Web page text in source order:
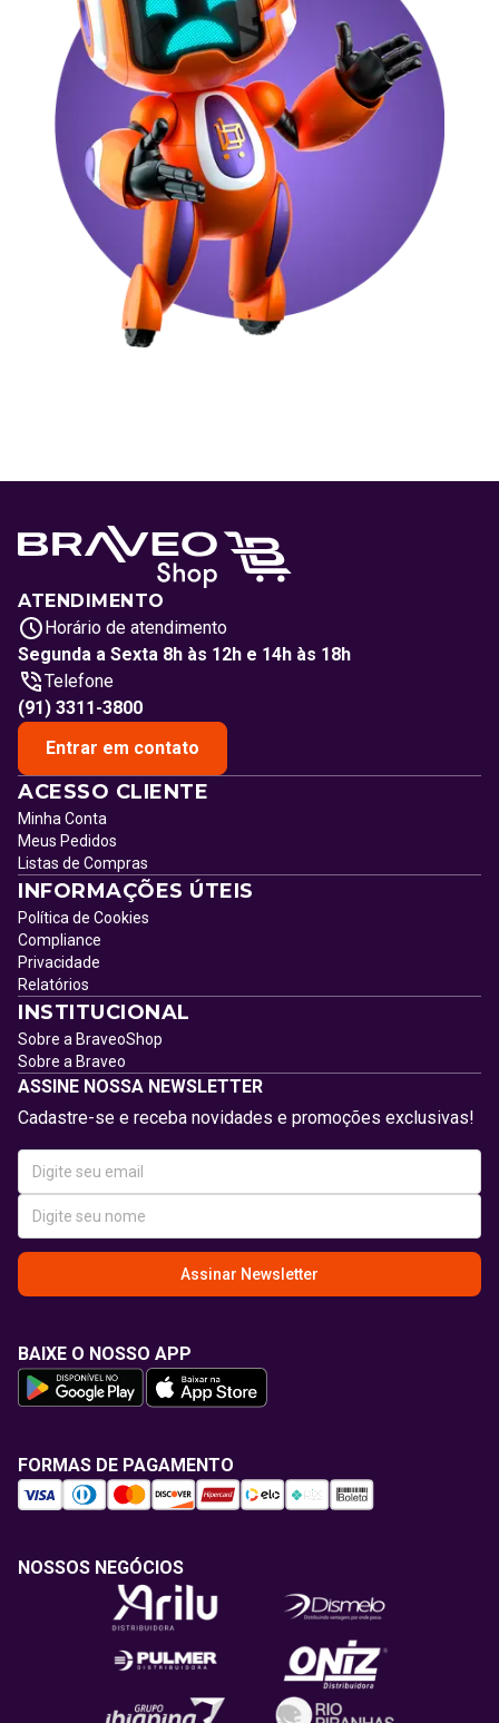
ATENDIMENTO
Horário de atendimento
Segunda a Sexta 8h às 12h e 14h às 18h
Telefone
(91) 3311-3800
Entrar em contato
ACESSO CLIENTE
Minha Conta
Meus Pedidos
Listas de Compras
INFORMAÇÕES ÚTEIS
Política de Cookies
Compliance
Privacidade
Relatórios
INSTITUCIONAL
Sobre a BraveoShop
Sobre a Braveo
ASSINE NOSSA NEWSLETTER
Cadastre-se e receba novidades e promoções exclusivas!
Assinar Newsletter
BAIXE O NOSSO APP
FORMAS DE PAGAMENTO
NOSSOS NEGÓCIOS